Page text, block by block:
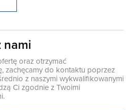
nami
oraz otrzymać
zachęcamy do kontaktu poprzez
z naszymi wykwalifikowanymi
Ci zgodnie z Twoimi